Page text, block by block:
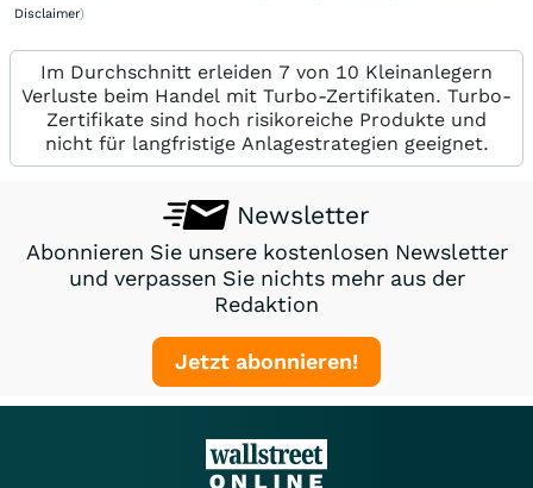
Disclaimer)
Im Durchschnitt erleiden 7 von 10 Kleinanlegern
Verluste beim Handel mit Turbo-Zertifikaten. Turbo-
Zertifikate sind hoch risikoreiche Produkte und
nicht für langfristige Anlagestrategien geeignet.
Newsletter
Abonnieren Sie unsere kostenlosen Newsletter
und verpassen Sie nichts mehr aus der
Redaktion
Jetzt abonnieren!